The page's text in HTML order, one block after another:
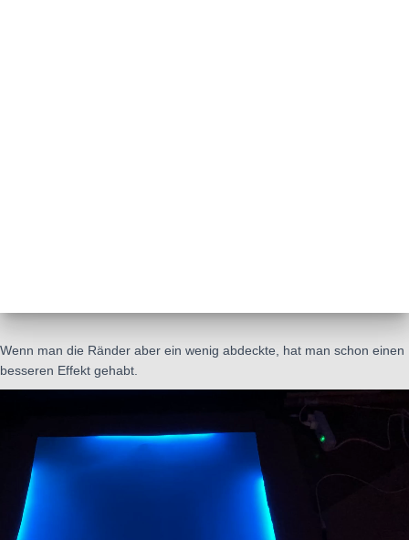
Wenn man die Ränder aber ein wenig abdeckte, hat man schon einen
besseren Effekt gehabt.